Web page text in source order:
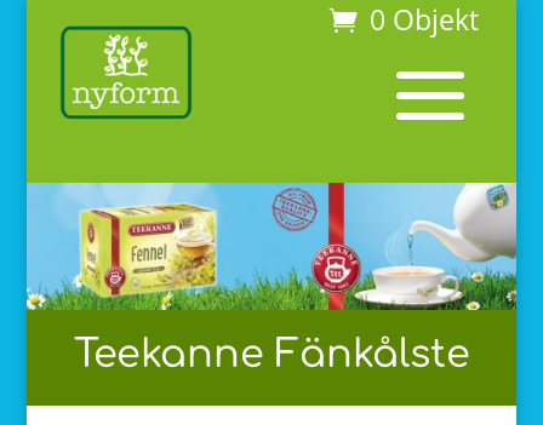
0 Objekt
Teekanne Fänkålste